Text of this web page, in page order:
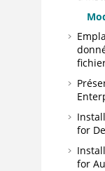
for
for